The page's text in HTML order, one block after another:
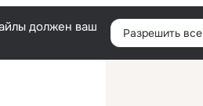
Войти
должен ваш
Разрешить все